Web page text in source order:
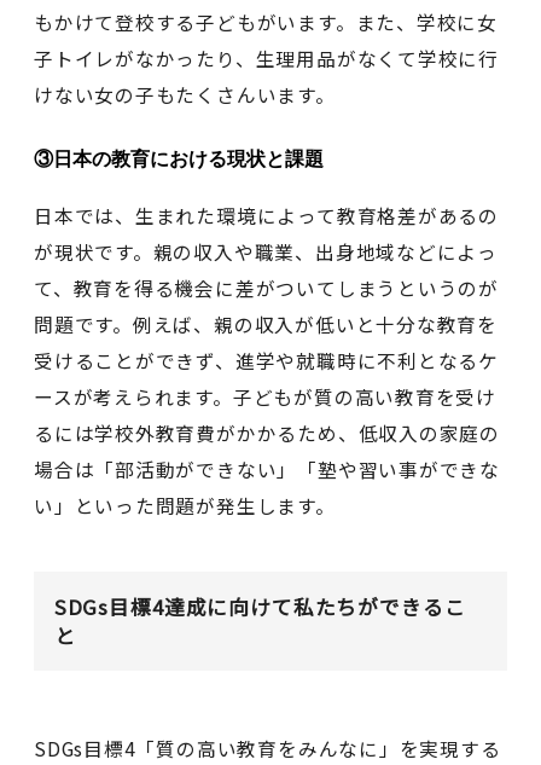
もかけて登校する子どもがいます。また、学校に女
子トイレがなかったり、生理用品がなくて学校に行
けない女の子もたくさんいます。
③日本の教育における現状と課題
日本では、生まれた環境によって教育格差があるの
が現状です。親の収入や職業、出身地域などによっ
て、教育を得る機会に差がついてしまうというのが
問題です。例えば、親の収入が低いと十分な教育を
受けることができず、進学や就職時に不利となるケ
ースが考えられます。子どもが質の高い教育を受け
るには学校外教育費がかかるため、低収入の家庭の
場合は「部活動ができない」「塾や習い事ができな
い」といった問題が発生します。
SDGs目標4達成に向けて私たちができるこ
と
SDGs目標4「質の高い教育をみんなに」を実現する